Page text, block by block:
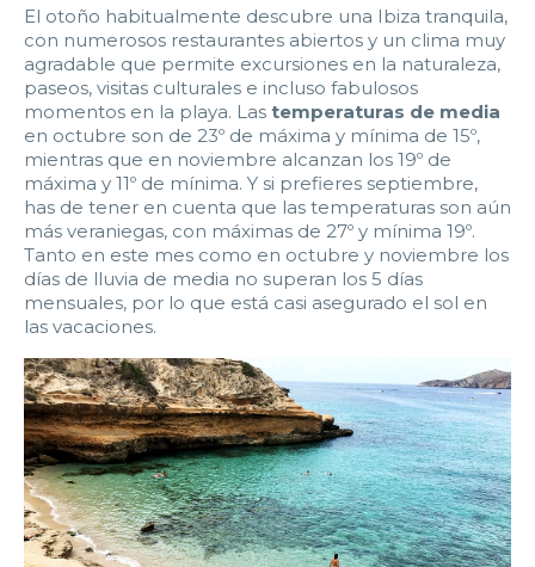
El otoño habitualmente descubre una Ibiza tranquila,
con numerosos restaurantes abiertos y un clima muy
agradable que permite excursiones en la naturaleza,
paseos, visitas culturales e incluso fabulosos
momentos en la playa. Las temperaturas de media
en octubre son de 23º de máxima y mínima de 15º,
mientras que en noviembre alcanzan los 19º de
máxima y 11º de mínima. Y si prefieres septiembre,
has de tener en cuenta que las temperaturas son aún
más veraniegas, con máximas de 27º y mínima 19º.
Tanto en este mes como en octubre y noviembre los
días de lluvia de media no superan los 5 días
mensuales, por lo que está casi asegurado el sol en
las vacaciones.
4:00 4:30 5:00 5:30
6:00 6:30 7:00 7:30
8:00 8:30 9:00 9:30
10:00 10:30 11:00 11:30
12:00 12:30 13:00 13:30
14:00 14:30 15:00 15:30
16:00 16:30
18:00 18:30 19:00 19:30
20:00 20:30 21:00 21:30
22:00 22:30 23:00 23:30